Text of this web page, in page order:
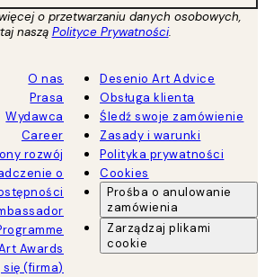
o przetwarzaniu danych osobowych,
naszą Polityce Prywatności.
O nas
Prasa
Wydawca
Career
rozwój
o
Awards
się (firma)
Desenio Art Advice
Obsługa klienta
Śledź swoje zamówienie
Zasady i warunki
Polityka prywatności
Cookies
Prośba o anulowanie
zamówienia
Zarządzaj plikami
cookie